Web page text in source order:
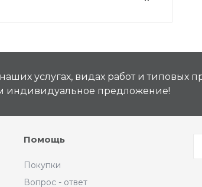
услугах, видах работ и типовых
индивидуальное предложение!
Помощь
Покупки
Вопрос - ответ